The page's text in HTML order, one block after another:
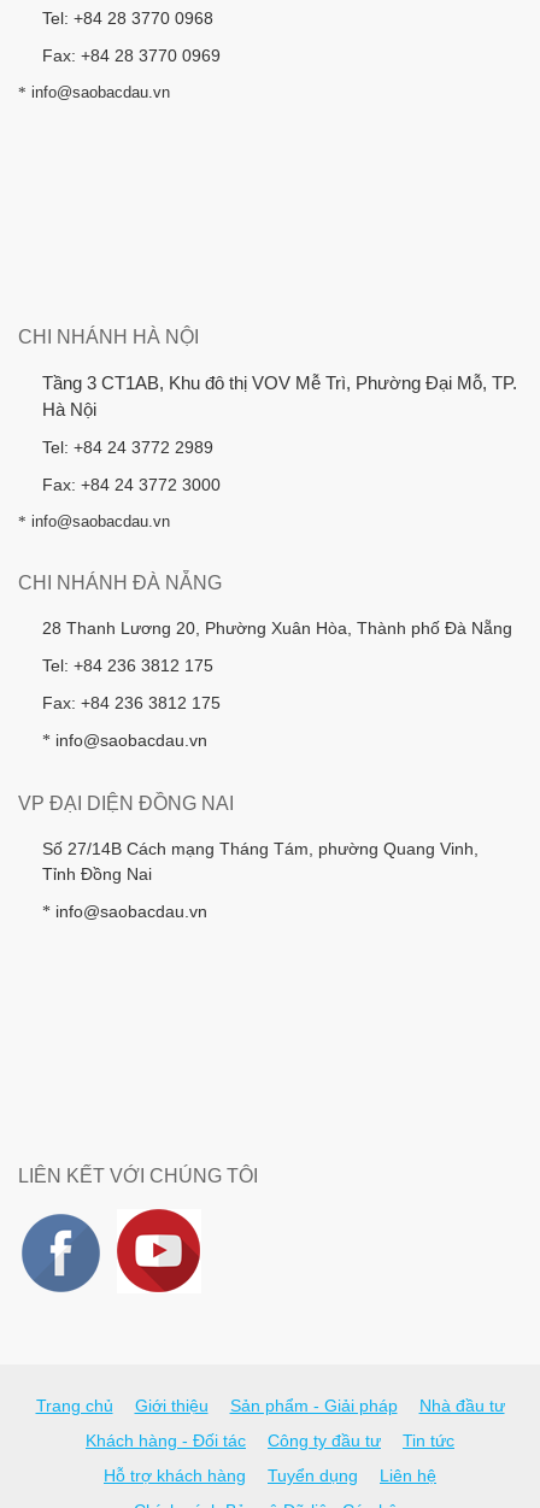
Tel: +84 28 3770 0968
Fax: +84 28 3770 0969
* info@saobacdau.vn
CHI NHÁNH HÀ NỘI
Tầng 3 CT1AB, Khu đô thị VOV Mễ Trì, Phường Đại Mỗ, TP.
Hà Nội
Tel: +84 24 3772 2989
Fax: +84 24 3772 3000
* info@saobacdau.vn
CHI NHÁNH ĐÀ NẴNG
28 Thanh Lương 20, Phường Xuân Hòa, Thành phố Đà Nẵng
Tel: +84 236 3812 175
Fax: +84 236 3812 175
* info@saobacdau.vn
VP ĐẠI DIỆN ĐỒNG NAI
Số 27/14B Cách mạng Tháng Tám, phường Quang Vinh,
Tỉnh Đồng Nai
* info@saobacdau.vn
LIÊN KẾT VỚI CHÚNG TÔI
Trang chủ Giới thiệu Sản phẩm - Giải pháp
Nhà đầu tư
Khách hàng - Đối tác
Công ty đầu tư
Tin tức
Hỗ trợ khách hàng
Tuyển dụng
Liên hệ